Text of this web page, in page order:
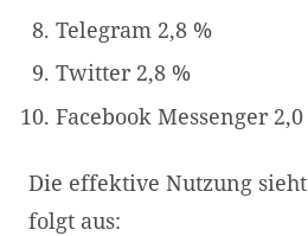
Telegram 2,8 %
Twitter 2,8 %
Facebook Messenger 2,0
Die effektive Nutzung
folgt aus: